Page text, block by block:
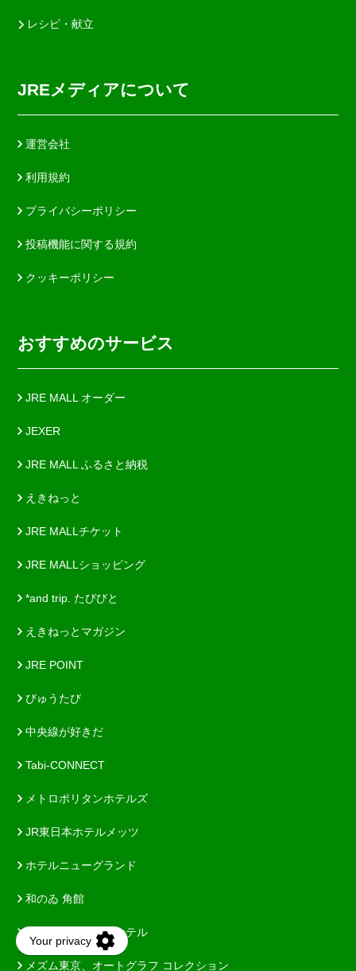
レシピ・献立
JREメディアについて
運営会社
利用規約
プライバシーポリシー
投稿機能に関する規約
クッキーポリシー
おすすめのサービス
JRE MALL オーダー
JEXER
JRE MALL ふるさと納税
えきねっと
JRE MALLチケット
JRE MALLショッピング
*and trip. たびびと
えきねっとマガジン
JRE POINT
びゅうたび
中央線が好きだ
Tabi-CONNECT
メトロポリタンホテルズ
JR東日本ホテルメッツ
ホテルニューグランド
和のゐ 角館
東京ステーションホテル
メズム東京、オートグラフ コレクション